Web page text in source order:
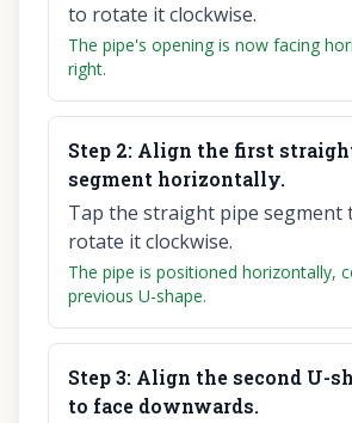
to rotate it clockwise.
The pipe's opening is now facing
right.
Step 2: Align the first
segment horizontally.
Tap the straight pipe segment
rotate it clockwise.
The pipe is positioned horizontally,
previous U-shape.
Step3: Align the second U-
to face downwards.